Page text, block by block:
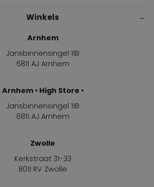
Winkels
Arnhem
Jansbinnensingel 11B
6811 AJ Arnhem
Arnhem • High Store •
Jansbinnensingel 11B
6811 AJ Arnhem
Zwolle
Kerkstraat 31-33
8011 RV Zwolle